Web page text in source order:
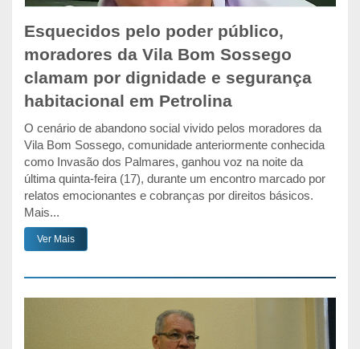
Esquecidos pelo poder público,
moradores da Vila Bom Sossego
clamam por dignidade e segurança
habitacional em Petrolina
O cenário de abandono social vivido pelos moradores da
Vila Bom Sossego, comunidade anteriormente conhecida
como Invasão dos Palmares, ganhou voz na noite da
última quinta-feira (17), durante um encontro marcado por
relatos emocionantes e cobranças por direitos básicos.
Mais...
Ver Mais